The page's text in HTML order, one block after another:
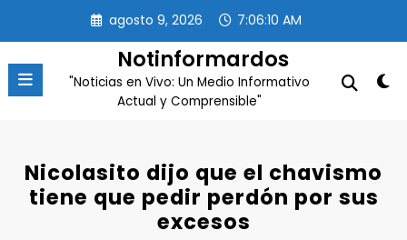
contenido
agosto 9, 2026 7:06:10 AM
Notinformardos
"Noticias en Vivo: Un Medio Informativo
Actual y Comprensible"
Nicolasito dijo que el chavismo
tiene que pedir perdón por sus
excesos